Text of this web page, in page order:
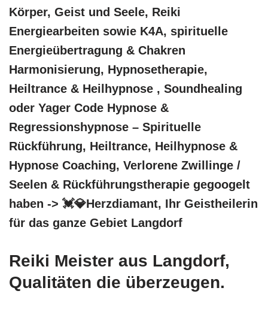
Körper, Geist und Seele, Reiki
Energiearbeiten sowie K4A, spirituelle
Energieübertragung & Chakren
Harmonisierung, Hypnosetherapie,
Heiltrance & Heilhypnose , Soundhealing
oder Yager Code Hypnose &
Regressionshypnose – Spirituelle
Rückführung, Heiltrance, Heilhypnose &
Hypnose Coaching, Verlorene Zwillinge /
Seelen & Rückführungstherapie gegoogelt
haben -> 💓️💎Herzdiamant, Ihr Geistheilerin
für das ganze Gebiet Langdorf
Reiki Meister aus Langdorf,
Qualitäten die überzeugen.